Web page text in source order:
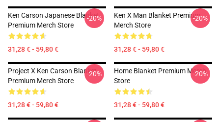
Ken Carson Japanese Blanket
Premium Merch Store
31,28 € - 59,80 €
-20%
Ken X Man Blanket Premium
Merch Store
31,28 € - 59,80 €
-20%
Project X Ken Carson Blanket
Premium Merch Store
31,28 € - 59,80 €
-20%
Home Blanket Premium Merch
Store
31,28 € - 59,80 €
-20%